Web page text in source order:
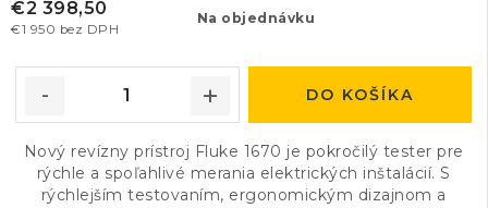
Na objednávku
€1 950 bez DPH
€2 398,50
DO KOŠÍKA
Nový revízny prístroj Fluke 1670 je pokročilý tester pre
rýchle a spoľahlivé merania elektrických inštalácií. S
rýchlejším testovaním, ergonomickým dizajnom a